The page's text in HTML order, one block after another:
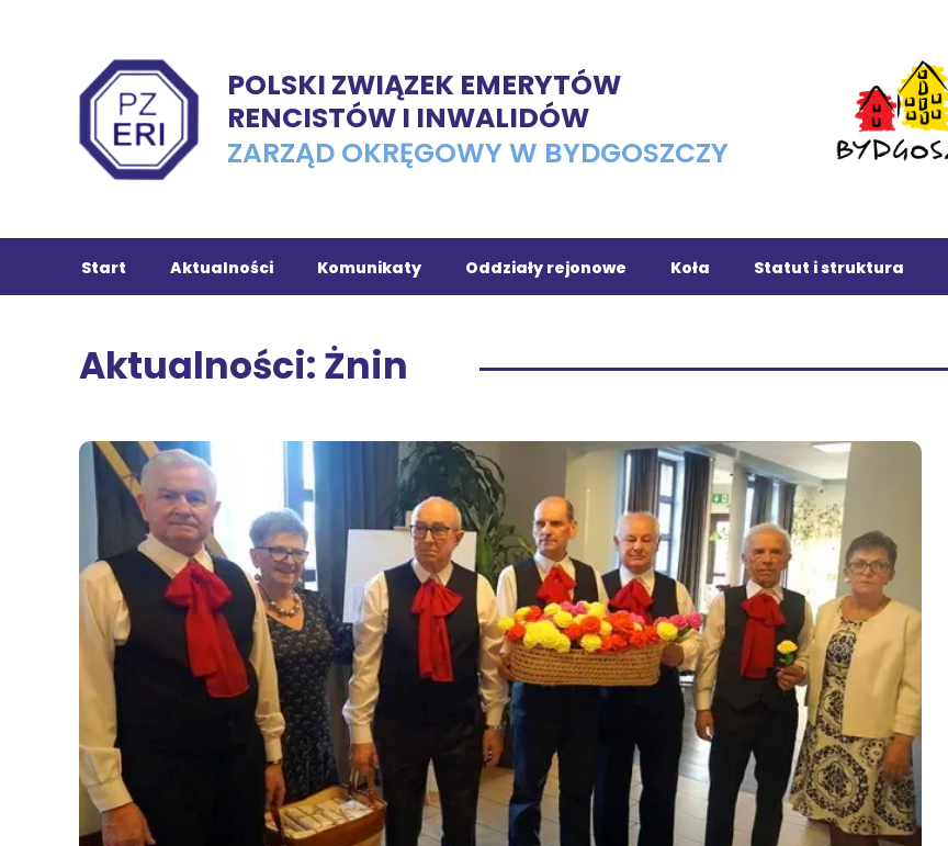
POLSKI ZWIĄZEK EMERYTÓW
RENCISTÓW I INWALIDÓW
ZARZĄD OKRĘGOWY W BYDGOSZCZY
Start Aktualności Komunikaty Oddziały rejonowe
Tuchola
Koronowo
Nakło
Sępólno
Świecie
Żnin
Więcbork
Koła
Dąbrowa Chełmińska
Romet
Solec Kujawski
Wzgórze Wolności
Szubin
Strzelno
Wyżyny Kapuściska
Szwederowo
Błonie
Statut i struktura
Aktualności: Żnin